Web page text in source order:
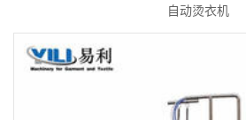
自动烫衣机